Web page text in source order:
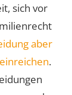
sich vor
aber
.